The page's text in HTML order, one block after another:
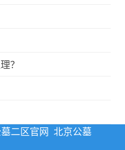
？
二区官网 北京公墓